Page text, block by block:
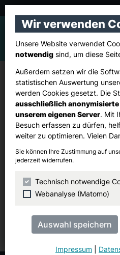
CDU
Ortsverband
Canvassing
Samstag, 13.
09:30 Uhr–11:30
Pulheim-Sinnersdorf
Adresse suchen (Google
Wir verwenden
Unsere Website verwendet
notwendig sind, um diese
Außerdem setzen wir die
statistischen Auswertung
werden Cookies gesetzt. Die
ausschließlich
unserem eigenen Server. Mit
Besuch erfassen zu dürfen,
weiter zu optimieren. Vielen
Sie können Ihre Zustimmung auf
jederzeit widerrufen.
Technisch notwendige
Webanalyse (Matomo)
Impressum